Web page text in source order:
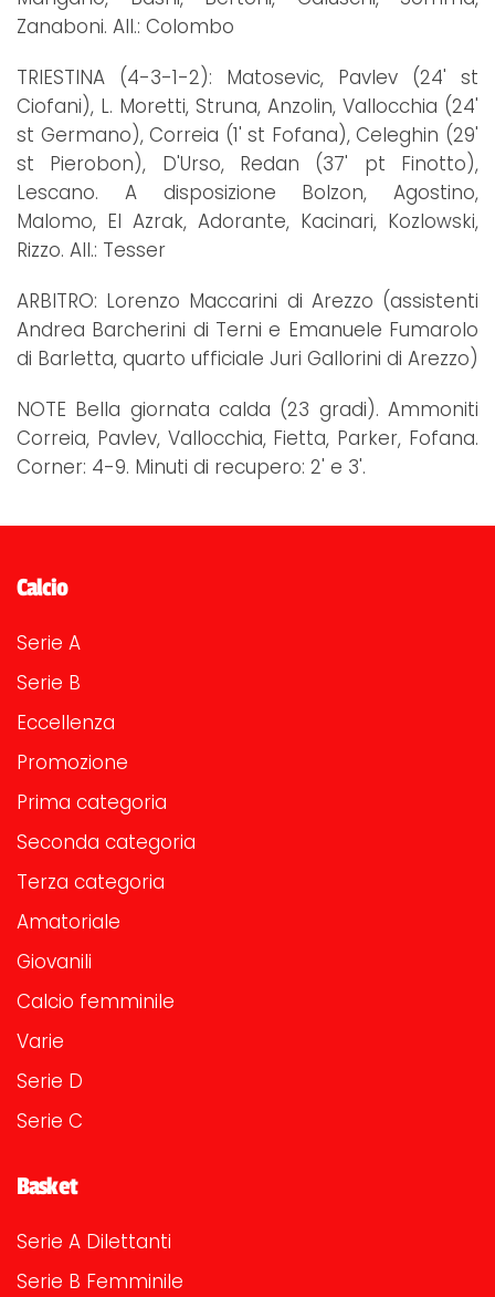
Zanaboni. All.: Colombo
TRIESTINA (4-3-1-2): Matosevic, Pavlev (24' st
Ciofani), L. Moretti, Struna, Anzolin, Vallocchia (24'
st Germano), Correia (1' st Fofana), Celeghin (29'
st Pierobon), D'Urso, Redan (37' pt Finotto),
Lescano. A disposizione Bolzon, Agostino,
Malomo, El Azrak, Adorante, Kacinari, Kozlowski,
Rizzo. All.: Tesser
ARBITRO: Lorenzo Maccarini di Arezzo (assistenti
Andrea Barcherini di Terni e Emanuele Fumarolo
di Barletta, quarto ufficiale Juri Gallorini di Arezzo)
NOTE Bella giornata calda (23 gradi). Ammoniti
Correia, Pavlev, Vallocchia, Fietta, Parker, Fofana.
Corner: 4-9. Minuti di recupero: 2' e 3'.
Calcio
Serie A
Serie B
Eccellenza
Promozione
Prima categoria
Seconda categoria
Terza categoria
Amatoriale
Giovanili
Calcio femminile
Varie
Serie D
Serie C
Basket
Serie A Dilettanti
Serie B Femminile